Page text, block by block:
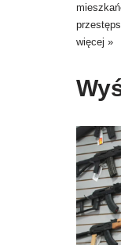
więcej »